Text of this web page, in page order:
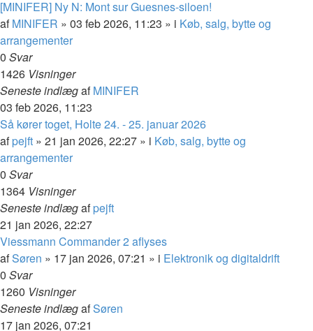
[MINIFER] Ny N: Mont sur Guesnes-siloen!
afMINIFER » 03 feb 2026, 11:23 » i Køb, salg, bytte og
arrangementer
0 Svar
1426 Visninger
Seneste indlægafMINIFER
03 feb 2026, 11:23
Så kører toget, Holte 24. - 25. januar 2026
afpejft » 21 jan 2026, 22:27 » i Køb, salg, bytte og
arrangementer
0 Svar
1364 Visninger
Seneste indlægafpejft
21 jan 2026, 22:27
Viessmann Commander 2 aflyses
afSøren » 17 jan 2026, 07:21 » i Elektronik og digitaldrift
0 Svar
1260 Visninger
Seneste indlægafSøren
17 jan 2026, 07:21